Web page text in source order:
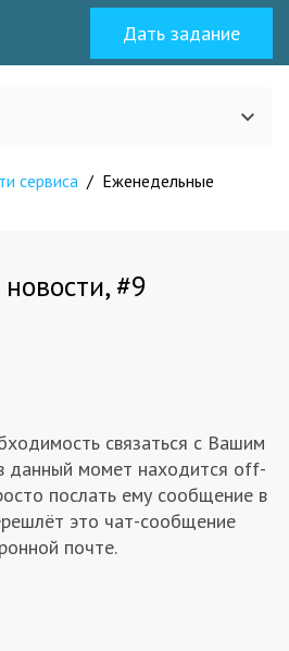
Дать задание
сервиса / Еженедельные
#9
связаться с Вашим
данный момет находится off-
послать ему сообщение в
это чат-сообщение
почте.